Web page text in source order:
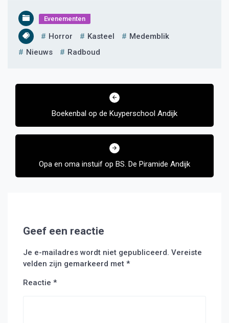
Evenementen
Horror Kasteel
Medemblik
Nieuws
Radboud
Bericht
Boekenbal op de Kuyperschool Andijk
Opa en oma instuif op BS. De Piramide Andijk
Geef een reactie
Je e-mailadres wordt niet gepubliceerd. Vereiste
velden zijn gemarkeerd met *
Reactie *